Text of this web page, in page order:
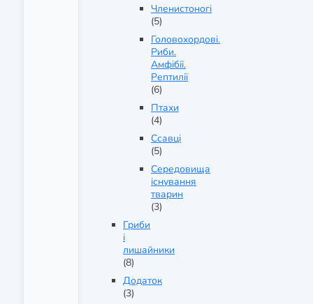
Членистоногі
(5)
Головохордові.
Риби.
Амфібії.
Рептилії
(6)
Птахи
(4)
Ссавці
(5)
Середовища
існування
тварин
(3)
Гриби
і
лишайники
(8)
Додаток
(3)